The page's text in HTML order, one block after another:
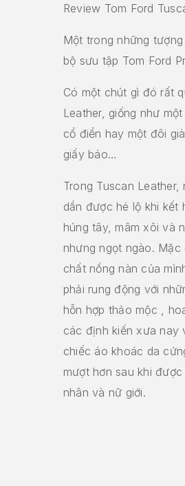
Review Tom Ford
Một trong những
bộ sưu tập Tom Ford
Có một chút gì đó rất
Leather, giống như
cổ điển hay một đôi
giấy báo…
Trong Tuscan
dần được hé lộ khi kết
húng tây, mâm xôi và
nhưng ngọt ngào.
chất nồng nàn của
phải rung động với
hỗn hợp thảo mộc ,
các định kiến xưa nay
chiếc áo khoác da
mượt hơn sau khi
nhân và nữ giới.